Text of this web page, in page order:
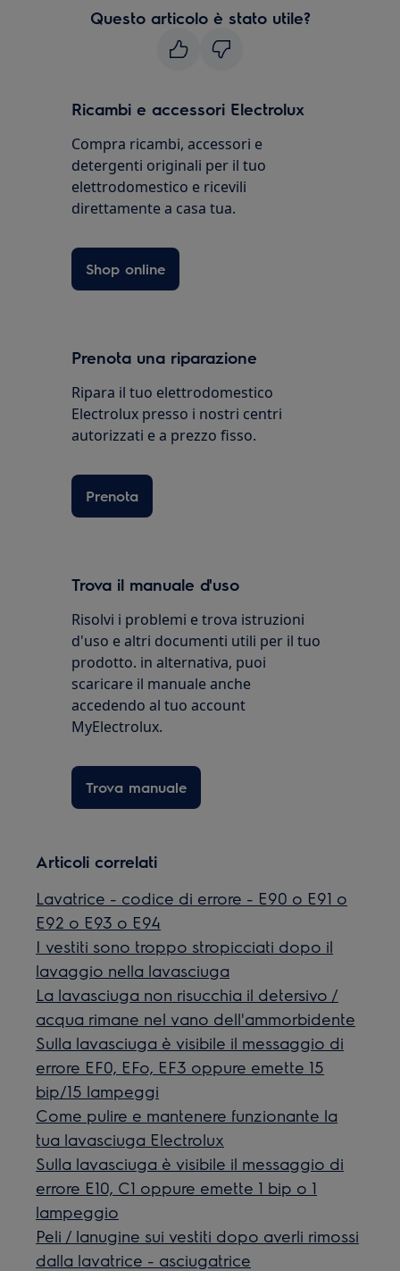
Questo articolo è stato utile?
Ricambi e accessori Electrolux
Compra ricambi, accessori e
detergenti originali per il tuo
elettrodomestico e ricevili
direttamente a casa tua.
Shop online
Prenota una riparazione
Ripara il tuo elettrodomestico
Electrolux presso i nostri centri
autorizzati e a prezzo fisso.
Prenota
Trova il manuale d'uso
Risolvi i problemi e trova istruzioni
d'uso e altri documenti utili per il tuo
prodotto. in alternativa, puoi
scaricare il manuale anche
accedendo al tuo account
MyElectrolux.
Trova manuale
Articoli correlati
Lavatrice - codice di errore - E90 o E91 o
E92 o E93 o E94
I vestiti sono troppo stropicciati dopo il
lavaggio nella lavasciuga
La lavasciuga non risucchia il detersivo /
acqua rimane nel vano dell'ammorbidente
Sulla lavasciuga è visibile il messaggio di
errore EF0, EFo, EF3 oppure emette 15
bip/15 lampeggi
Come pulire e mantenere funzionante la
tua lavasciuga Electrolux
Sulla lavasciuga è visibile il messaggio di
errore E10, C1 oppure emette 1 bip o 1
lampeggio
Peli / lanugine sui vestiti dopo averli rimossi
dalla lavatrice - asciugatrice